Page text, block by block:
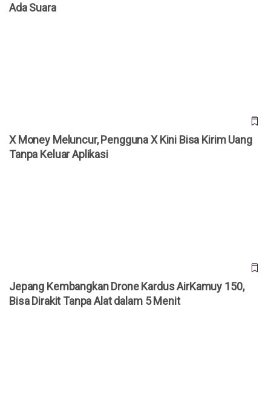
Ada Suara
X Money Meluncur, Pengguna X Kini Bisa Kirim Uang
Tanpa Keluar Aplikasi
Jepang Kembangkan Drone Kardus AirKamuy 150,
Bisa Dirakit Tanpa Alat dalam 5 Menit